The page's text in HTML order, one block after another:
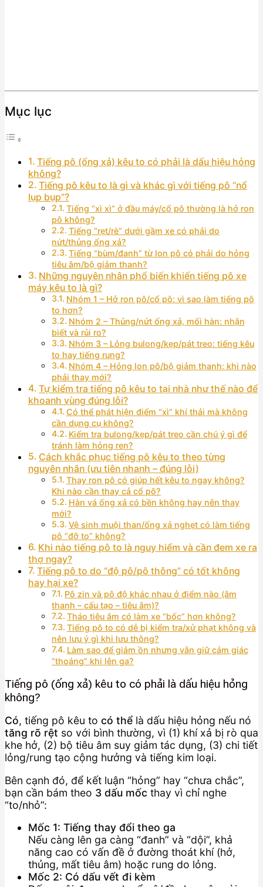
Mục lục
Tiếng pô (ống xả) kêu to có phải là dấu hiệu hỏng
không?
Tiếng pô kêu to là gì và khác gì với tiếng pô “nổ
lụp bụp”?
Tiếng “xì xì” ở đầu máy/cổ pô thường là hở ron
pô không?
Tiếng “rẹt/rè” dưới gầm xe có phải do
nứt/thủng ống xả?
Tiếng “bùm/đanh” từ lon pô có phải do hỏng
tiêu âm/bộ giảm thanh?
Những nguyên nhân phổ biến khiến tiếng pô xe
máy kêu to là gì?
Nhóm 1 – Hở ron pô/cổ pô: vì sao làm tiếng pô
to hơn?
Nhóm 2 – Thủng/nứt ống xả, mối hàn: nhận
biết và rủi ro?
Nhóm 3 – Lỏng bulong/kẹp/pát treo: tiếng kêu
to hay tiếng rung?
Nhóm 4 – Hỏng lon pô/bộ giảm thanh: khi nào
phải thay mới?
Tự kiểm tra tiếng pô kêu to tại nhà như thế nào để
khoanh vùng đúng lỗi?
Có thể phát hiện điểm “xì” khí thải mà không
cần dụng cụ không?
Kiểm tra bulong/kẹp/pát treo cần chú ý gì để
tránh làm hỏng ren?
Cách khắc phục tiếng pô kêu to theo từng
nguyên nhân (ưu tiên nhanh – đúng lỗi)
Thay ron pô có giúp hết kêu to ngay không?
Khi nào cần thay cả cổ pô?
Hàn vá ống xả có bền không hay nên thay
mới?
Vệ sinh muội than/ống xả nghẹt có làm tiếng
pô “đỡ to” không?
Khi nào tiếng pô to là nguy hiểm và cần đem xe ra
thợ ngay?
Tiếng pô to do “độ pô/pô thông” có tốt không
hay hại xe?
Pô zin và pô độ khác nhau ở điểm nào (âm
thanh – cấu tạo – tiêu âm)?
Tháo tiêu âm có làm xe “bốc” hơn không?
Tiếng pô to có dễ bị kiểm tra/xử phạt không và
nên lưu ý gì khi lưu thông?
Làm sao để giảm ồn nhưng vẫn giữ cảm giác
“thoáng” khi lên ga?
Tiếng pô (ống xả) kêu to có phải là dấu hiệu hỏng
không?
Có, tiếng pô kêu to có thể là dấu hiệu hỏng nếu nó
tăng rõ rệt so với bình thường, vì (1) khí xả bị rò qua
khe hở, (2) bộ tiêu âm suy giảm tác dụng, (3) chi tiết
lỏng/rung tạo cộng hưởng và tiếng kim loại.
Bên cạnh đó, để kết luận “hỏng” hay “chưa chắc”,
bạn cần bám theo 3 dấu mốc thay vì chỉ nghe
“to/nhỏ”:
Mốc 1: Tiếng thay đổi theo ga
Nếu càng lên ga càng “đanh” và “dội”, khả
năng cao có vấn đề ở đường thoát khí (hở,
thủng, mất tiêu âm) hoặc rung do lỏng.
Mốc 2: Có dấu vết đi kèm